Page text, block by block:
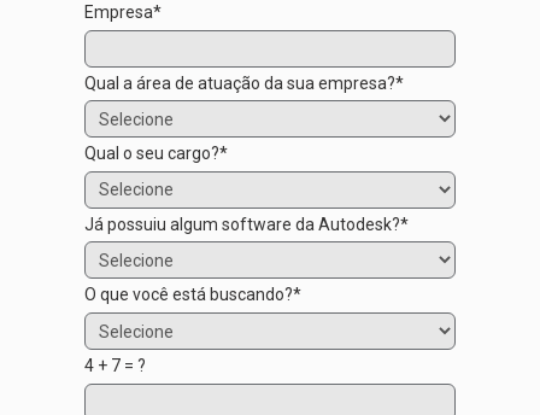
Empresa*
Qual a área de atuação da sua empresa?*
Qual o seu cargo?*
Já possuiu algum software da Autodesk?*
O que você está buscando?*
4 + 7 = ?